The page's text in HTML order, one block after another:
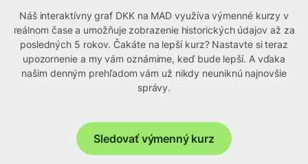
Náš interaktívny graf DKK na MAD využíva výmenné kurzy v
reálnom čase a umožňuje zobrazenie historických údajov až za
posledných 5 rokov. Čakáte na lepší kurz? Nastavte si teraz
upozornenie a my vám oznámime, keď bude lepší. A vďaka
našim denným prehľadom vám už nikdy neuniknú najnovšie
správy.
Sledovať výmenný kurz